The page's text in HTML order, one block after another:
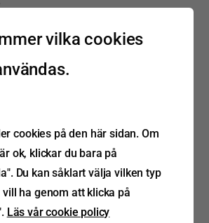
specialvarianter finns till
lastsäkringsutrustning samt
och Cool Liner är du mycket
transport av blommor, till
och dubbeldäck till isolerad
olika temperaturer finns det
kunden kan välja bland.
vilka cookies
cookies på den här sidan. Om
ok, klickar du bara på
Du kan såklart välja vilken typ
ha genom att klicka på
Läs vår cookie policy